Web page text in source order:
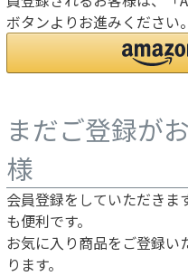
ボタンよりお進みください。
まだご登録が
様
会員登録をしていただきま
も便利です。
お気に入り商品をご登録い
ります。